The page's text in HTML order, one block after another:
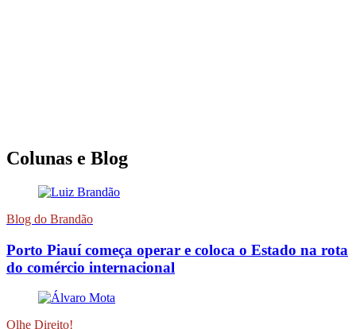
Colunas e Blog
Blog do Brandão
Porto Piauí começa operar e coloca o Estado na rota
do comércio internacional
Olhe Direito!